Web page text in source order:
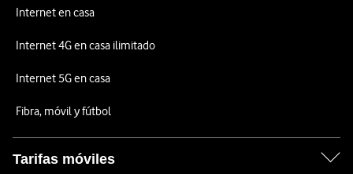
Internet en casa
Internet 4G en casa ilimitado
Internet 5G en casa
Fibra, móvil y fútbol
Tarifas móviles